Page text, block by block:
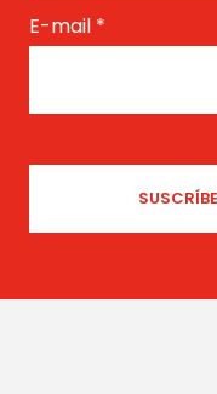
E-mail *